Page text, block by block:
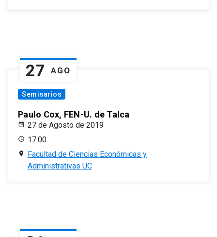
27 AGO
Seminarios
Paulo Cox, FEN-U. de Talca
27 de Agosto de 2019
17:00
Facultad de Ciencias Económicas y
Administrativas UC